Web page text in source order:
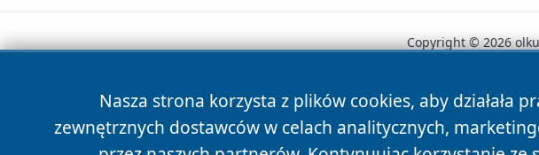
Nasza strona korzysta z plików cookies, aby działała
zewnętrznych dostawców w celach analitycznych,
Copyright © 2026
News Autorzy